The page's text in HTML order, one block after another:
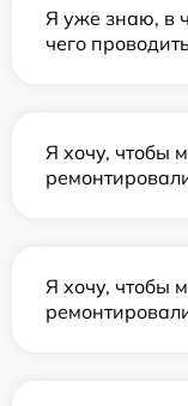
Я уже знаю, в
чего
Я хочу, чтобы
Я хочу, чтобы